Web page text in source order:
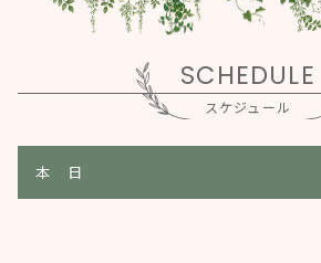
SCHEDULE
スケジュール